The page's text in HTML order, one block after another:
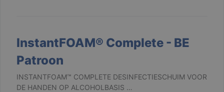
InstantFOAM® Complete - BE
Patroon
INSTANTFOAM™ COMPLETE DESINFECTIESCHUIM VOOR
DE HANDEN OP ALCOHOLBASIS …